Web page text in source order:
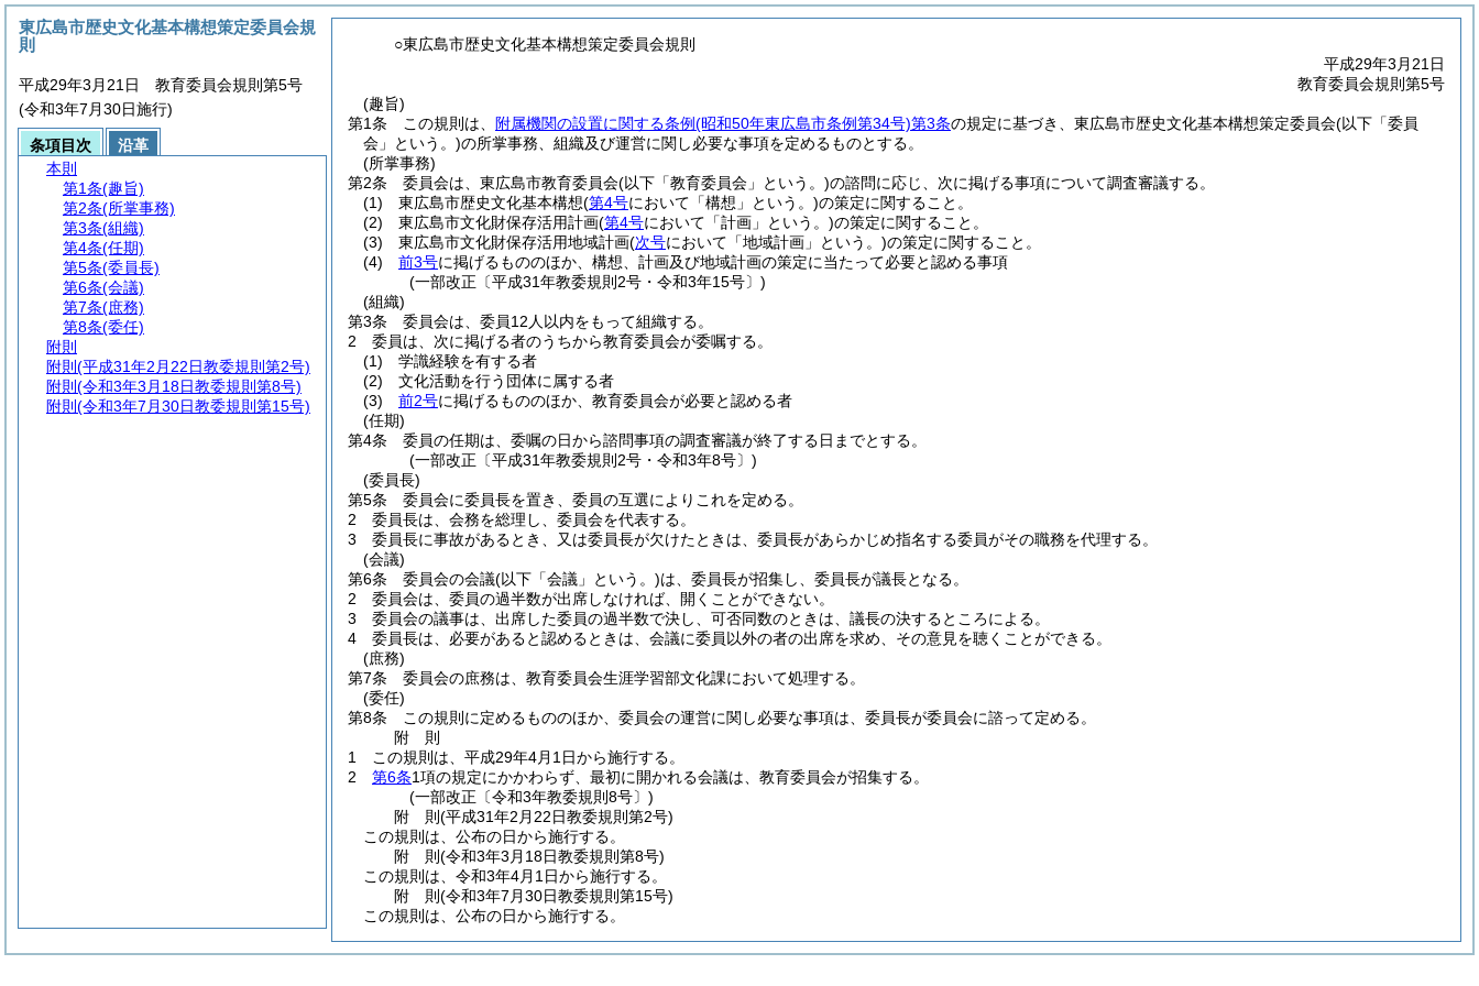
○東広島市歴史文化基本構想策定委員会規則
平成29年3月21日
教育委員会規則第5号
(趣旨)
第1条
この規則は、 附属機関の設置に関する条例(昭和50年東広島市条例第34号)第3条の規定に基づき、東広島市歴史文化基本構想策定委員会(以下「委員
会」という。)の所掌事務、組織及び運営に関し必要な事項を定めるものとする。
(所掌事務)
第2条
委員会は、東広島市教育委員会(以下「教育委員会」という。)の諮問に応じ、次に掲げる事項について調査審議する。
(1)
東広島市歴史文化基本構想(第4号において「構想」という。)の策定に関すること。
(2)
東広島市文化財保存活用計画(第4号において「計画」という。)の策定に関すること。
(3)
東広島市文化財保存活用地域計画(次号において「地域計画」という。)の策定に関すること。
(4)
前3号に掲げるもののほか、構想、計画及び地域計画の策定に当たって必要と認める事項
(一部改正〔平成31年教委規則2号・令和3年15号〕)
(組織)
第3条
委員会は、委員12人以内をもって組織する。
2
委員は、次に掲げる者のうちから教育委員会が委嘱する。
(1)
学識経験を有する者
(2)
文化活動を行う団体に属する者
(3)
前2号に掲げるもののほか、教育委員会が必要と認める者
(任期)
第4条
委員の任期は、委嘱の日から諮問事項の調査審議が終了する日までとする。
(一部改正〔平成31年教委規則2号・令和3年8号〕)
(委員長)
第5条
委員会に委員長を置き、委員の互選によりこれを定める。
2
委員長は、会務を総理し、委員会を代表する。
3
委員長に事故があるとき、又は委員長が欠けたときは、委員長があらかじめ指名する委員がその職務を代理する。
(会議)
第6条
委員会の会議(以下「会議」という。)は、委員長が招集し、委員長が議長となる。
2
委員会は、委員の過半数が出席しなければ、開くことができない。
3
委員会の議事は、出席した委員の過半数で決し、可否同数のときは、議長の決するところによる。
4
委員長は、必要があると認めるときは、会議に委員以外の者の出席を求め、その意見を聴くことができる。
(庶務)
第7条
委員会の庶務は、教育委員会生涯学習部文化課において処理する。
(委任)
第8条
この規則に定めるもののほか、委員会の運営に関し必要な事項は、委員長が委員会に諮って定める。
附 則
1
この規則は、平成29年4月1日から施行する。
2
第6条1項の規定にかかわらず、最初に開かれる会議は、教育委員会が招集する。
(一部改正〔令和3年教委規則8号〕)
附 則(平成31年2月22日教委規則第2号)
この規則は、公布の日から施行する。
附 則(令和3年3月18日教委規則第8号)
この規則は、令和3年4月1日から施行する。
附 則(令和3年7月30日教委規則第15号)
この規則は、公布の日から施行する。
東広島市歴史文化基本構想策定委員会規
則
平成29年3月21日 教育委員会規則第5号
(令和3年7月30日施行)
条項目次
沿革
本則
第1条(趣旨)
第2条(所掌事務)
第3条(組織)
第4条(任期)
第5条(委員長)
第6条(会議)
第7条(庶務)
第8条(委任)
附則
附則 (平成31年2月22日教委規則第2号)
附則 (令和3年3月18日教委規則第8号)
附則 (令和3年7月30日教委規則第15号)